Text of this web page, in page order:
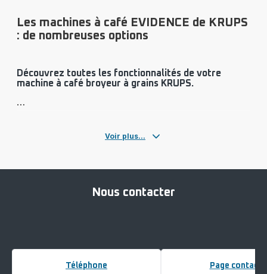
Les machines à café EVIDENCE de KRUPS
: de nombreuses options
Découvrez toutes les fonctionnalités de votre
machine à café broyeur à grains KRUPS.
Voir plus...
Nous contacter
Téléphone Page contact